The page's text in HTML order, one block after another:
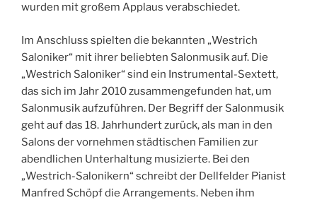
wurden mit großem Applaus verabschiedet.
Im Anschluss spielten die bekannten „Westrich
Saloniker“ mit ihrer beliebten Salonmusik auf. Die
„Westrich Saloniker“ sind ein Instrumental-Sextett,
das sich im Jahr 2010 zusammengefunden hat, um
Salonmusik aufzuführen. Der Begriff der Salonmusik
geht auf das 18. Jahrhundert zurück, als man in den
Salons der vornehmen städtischen Familien zur
abendlichen Unterhaltung musizierte. Bei den
„Westrich-Salonikern“ schreibt der Dellfelder Pianist
Manfred Schöpf die Arrangements. Neben ihm